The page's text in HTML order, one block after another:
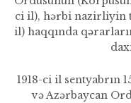
ci il), hərbi nazirliyin
il) haqqında
1918-ci il sentyabrın
və Azərbaycan